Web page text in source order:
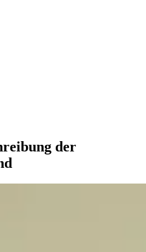
der